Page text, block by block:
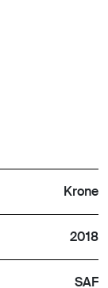
Krone
2018
SAF